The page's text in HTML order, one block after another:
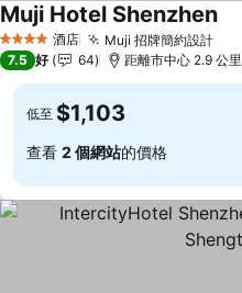
4 星級 酒店 Muji 招牌簡約設計
Muji Hotel Shenzhen
7.5 好 64 距離市中心 2.9 公里
低至 $1,103
查看 2 個網站的價格